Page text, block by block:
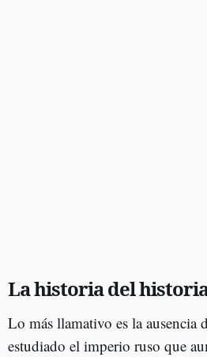
La historia del
Lo más llamativo es la ausencia
estudiado el imperio ruso que